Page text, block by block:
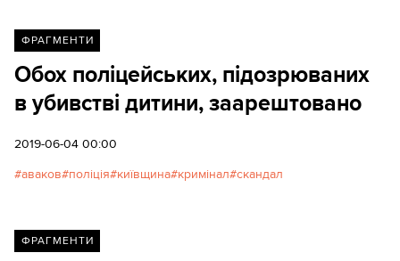
ФРАГМЕНТИ
Обох поліцейських, підозрюваних
в убивстві дитини, заарештовано
2019-06-04 00:00
аваков поліція київщина кримінал скандал
ФРАГМЕНТИ